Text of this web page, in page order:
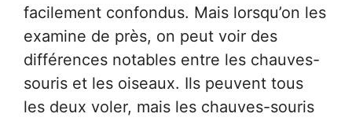
facilement confondus. Mais lorsqu’on les
examine de près, on peut voir des
différences notables entre les chauves-
souris et les oiseaux. Ils peuvent tous
les deux voler, mais les chauves-souris